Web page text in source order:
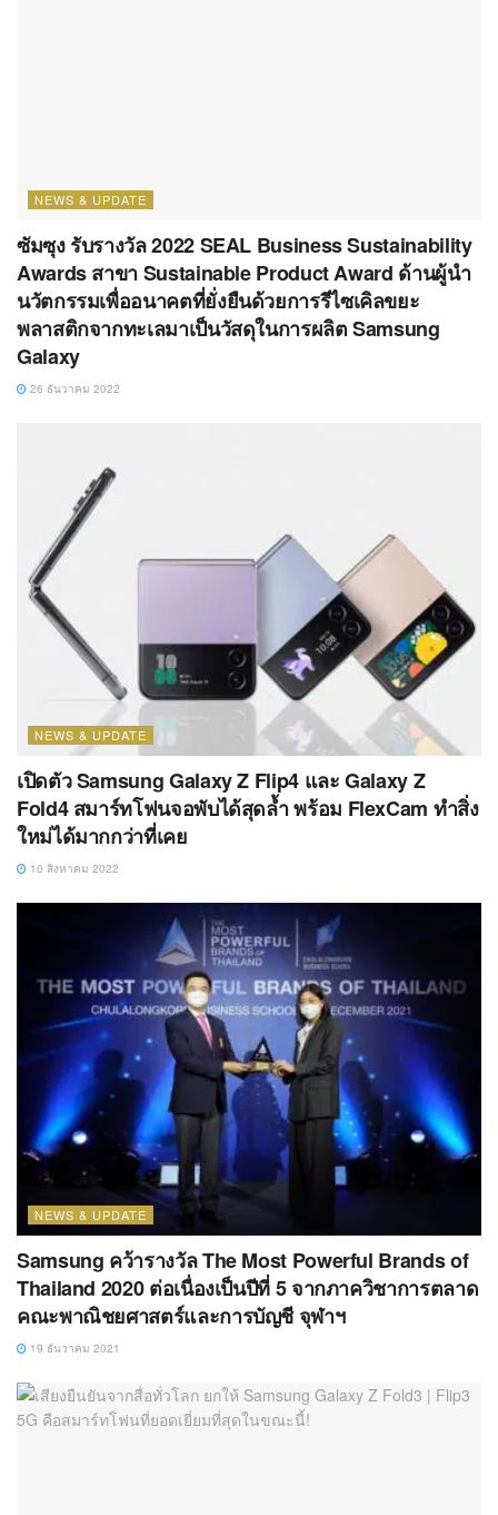
NEWS & UPDATE
ซัมซุง รับรางวัล 2022 SEAL Business Sustainability
Awards สาขา Sustainable Product Award ด้านผู้นำ
นวัตกรรมเพื่ออนาคตที่ยั่งยืนด้วยการรีไซเคิลขยะ
พลาสติกจากทะเลมาเป็นวัสดุในการผลิต Samsung
Galaxy
26 ธันวาคม 2022
NEWS & UPDATE
เปิดตัว Samsung Galaxy Z Flip4 และ Galaxy Z
Fold4 สมาร์ทโฟนจอพับได้สุดล้ำ พร้อม FlexCam ทำสิ่ง
ใหม่ได้มากกว่าที่เคย
10 สิงหาคม 2022
NEWS & UPDATE
Samsung คว้ารางวัล The Most Powerful Brands of
Thailand 2020 ต่อเนื่องเป็นปีที่ 5 จากภาควิชาการตลาด
คณะพาณิชยศาสตร์และการบัญชี จุฬาฯ
19 ธันวาคม 2021